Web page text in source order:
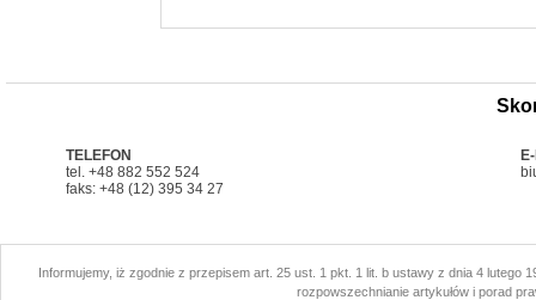
TELEFON
tel. +48 882 552 524
faks: +48 (12) 395 34 27
Informujemy, iż zgodnie z przepisem art. 25 ust. 1 pkt. 1 lit. b ustawy z dnia 4
rozpowszechnianie artykułów i porad